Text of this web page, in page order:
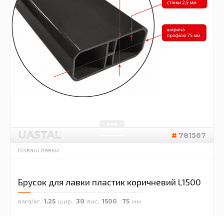
UASTAL 781567
Ковані лавки
Брусок для лавки пластик коричневий L1500
вага/кг. 1.25 шир. 30 вис. 1500 75